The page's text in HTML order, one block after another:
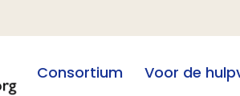
Consortium Voor de